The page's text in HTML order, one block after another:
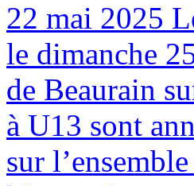
22 mai 2025
le dimanche
de Beaurain
à U13 sont
sur